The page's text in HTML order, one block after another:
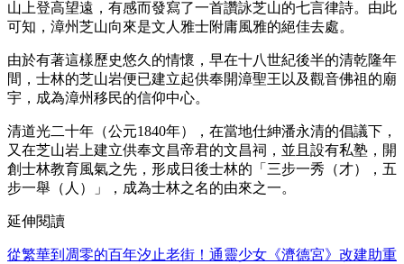
山上登高望遠，有感而發寫了一首讚詠芝山的七言律詩。由此
可知，漳州芝山向來是文人雅士附庸風雅的絕佳去處。
由於有著這樣歷史悠久的情懷，早在十八世紀後半的清乾隆年
間，士林的芝山岩便已建立起供奉開漳聖王以及觀音佛祖的廟
宇，成為漳州移民的信仰中心。
清道光二十年（公元1840年），在當地仕紳潘永清的倡議下，
又在芝山岩上建立供奉文昌帝君的文昌祠，並且設有私塾，開
創士林教育風氣之先，形成日後士林的「三步一秀（才），五
步一舉（人）」，成為士林之名的由來之一。
延伸閱讀
從繁華到凋零的百年汐止老街！通靈少女《濟德宮》改建助重